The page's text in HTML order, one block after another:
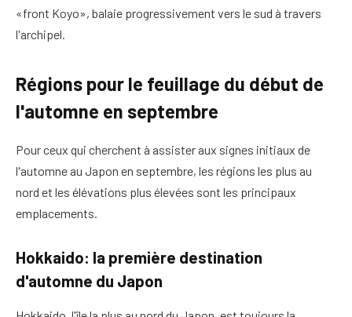
«front Koyo», balaie progressivement vers le sud à travers
l'archipel.
Régions pour le feuillage du début de
l'automne en septembre
Pour ceux qui cherchent à assister aux signes initiaux de
l'automne au Japon en septembre, les régions les plus au
nord et les élévations plus élevées sont les principaux
emplacements.
Hokkaido: la première destination
d'automne du Japon